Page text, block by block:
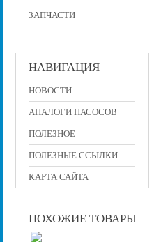
ЗАПЧАСТИ
НАВИГАЦИЯ
НОВОСТИ
АНАЛОГИ НАСОСОВ
ПОЛЕЗНОЕ
ПОЛЕЗНЫЕ ССЫЛКИ
КАРТА САЙТА
ПОХОЖИЕ ТОВАРЫ